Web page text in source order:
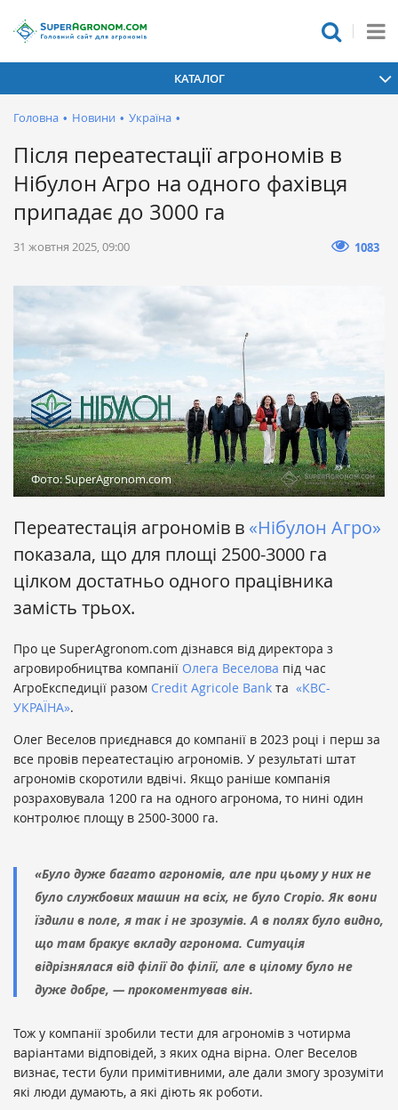
КАТАЛОГ
Головна • Новини • Україна •
Після переатестації агрономів в
Нібулон Агро на одного фахівця
припадає до 3000 га
31 жовтня 2025, 09:00 1083
Фото: SuperAgronom.com
Переатестація агрономів в «Нібулон Агро»
показала, що для площі 2500-3000 га
цілком достатньо одного працівника
замість трьох.
Про це SuperAgronom.com дізнався від директора з
агровиробництва компанії Олега Веселова під час
АгроЕкспедиції разом Credit Agricole Bank та «КВС-
УКРАЇНА».
Олег Веселов приєднався до компанії в 2023 році і перш за
все провів переатестацію агрономів. У результаті штат
агрономів скоротили вдвічі. Якщо раніше компанія
розраховувала 1200 га на одного агронома, то нині один
контролює площу в 2500-3000 га.
«Було дуже багато агрономів, але при цьому у них не
було службових машин на всіх, не було Cropio. Як вони
їздили в поле, я так і не зрозумів. А в полях було видно,
що там бракує вкладу агронома. Ситуація
відрізнялася від філії до філії, але в цілому було не
дуже добре, — прокоментував він.
Тож у компанії зробили тести для агрономів з чотирма
варіантами відповідей, з яких одна вірна. Олег Веселов
визнає, тести були примітивними, але дали змогу зрозуміти
які люди думають, а які діють як роботи.